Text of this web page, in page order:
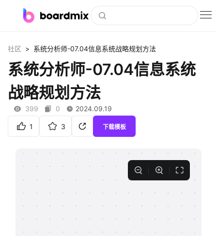
社区资源
会员
企业服务
客户案例
支持
帮助中心
社区 > 系统分析师-07.04信息系统战略规划方法
系统分析师-07.04信息系统
战略规划方法
399 0 2024.09.19
1 3 下载模板